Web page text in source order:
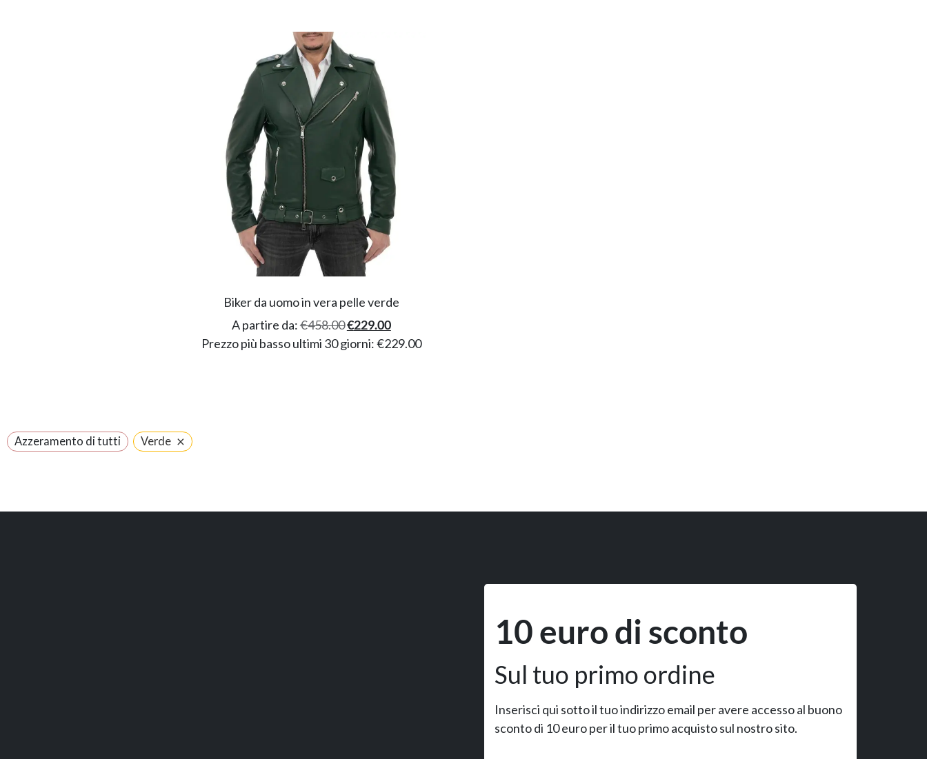
Biker da uomo in vera pelle verde
A partire da:€458.00€229.00
Prezzo più basso ultimi 30 giorni:€229.00
Azzeramento di tutti Verde ×
10 euro di sconto
Sul tuo primo ordine
Inserisci qui sotto il tuo indirizzo email per avere accesso al buono
sconto di 10 euro per il tuo primo acquisto sul nostro sito.